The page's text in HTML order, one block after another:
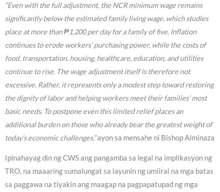
“Even with the full adjustment, the NCR minimum wage remains
significantly below the estimated family living wage, which studies
place at more than ₱1,200 per day for a family of five. Inflation
continues to erode workers’ purchasing power, while the costs of
food, transportation, housing, healthcare, education, and utilities
continue to rise. The wage adjustment itself is therefore not
excessive. Rather, it represents only a modest step toward restoring
the dignity of labor and helping workers meet their families’ most
basic needs. To postpone even this limited relief places an
additional burden on those who already bear the greatest weight of
today’s economic challenges,”ayon sa mensahe ni Bishop Alminaza
Ipinahayag din ng CWS ang pangamba sa legal na implikasyon ng
TRO, na maaaring sumalungat sa layunin ng umiiral na mga batas
sa paggawa na tiyakin ang maagap na pagpapatupad ng mga